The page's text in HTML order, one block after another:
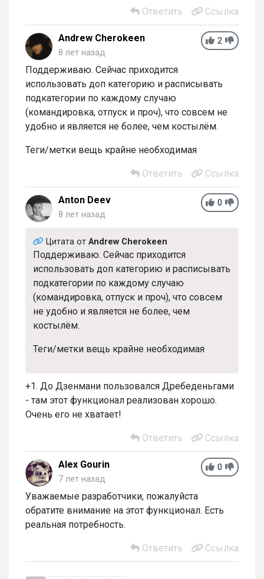
Ответить Ссылка
2
Andrew Cherokeen
8 лет назад
Поддерживаю. Сейчас приходится
использовать доп категорию и расписывать
подкатегории по каждому случаю
(командировка, отпуск и проч), что совсем не
удобно и является не более, чем костылём.
Теги/метки вещь крайне необходимая
Ответить Ссылка
0
Anton Deev
8 лет назад
Цитата от Andrew Cherokeen
Поддерживаю. Сейчас приходится
использовать доп категорию и расписывать
подкатегории по каждому случаю
(командировка, отпуск и проч), что совсем
не удобно и является не более, чем
костылём.
Теги/метки вещь крайне необходимая
+1. До Дзенмани пользовался Дребеденьгами
- там этот функционал реализован хорошо.
Очень его не хватает!
Ответить Ссылка
0
Alex Gourin
7 лет назад
Уважаемые разработчики, пожалуйста
обратите внимание на этот функционал. Есть
реальная потребность.
Ответить Ссылка